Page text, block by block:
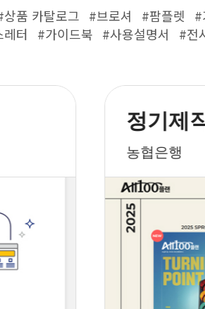
상품 카탈로그 #브로셔 #팜플렛 #
터 #가이드북 #사용설명서 #전
정기제
농협은행